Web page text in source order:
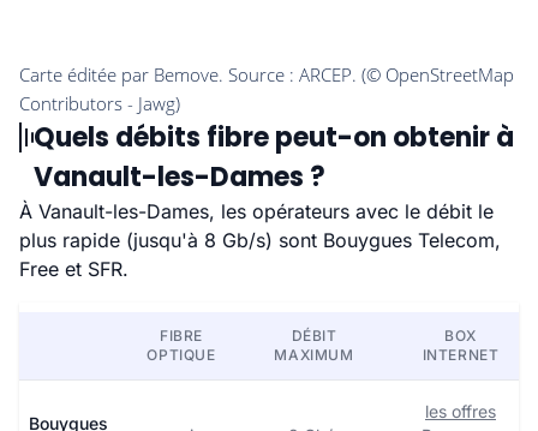
Quels débits fibre peut-on obtenir à
Vanault-les-Dames ?
À Vanault-les-Dames, les opérateurs avec le débit le
plus rapide (jusqu'à 8 Gb/s) sont Bouygues Telecom,
Free et SFR.
FIBRE
OPTIQUE
DÉBIT
MAXIMUM
BOX
INTERNET
Bouygues
les offres